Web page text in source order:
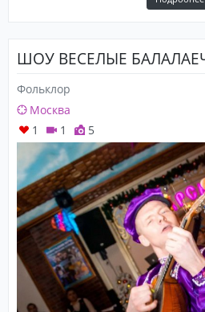
ШОУ ВЕСЕЛЫЕ
Фольклор
Москва
1
1 5